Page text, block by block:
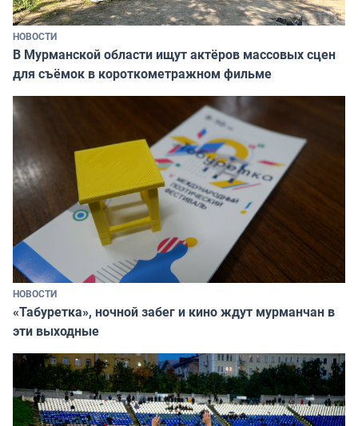
НОВОСТИ
В Мурманской области ищут актёров массовых сцен
для съёмок в короткометражном фильме
НОВОСТИ
«Табуретка», ночной забег и кино ждут мурманчан в
эти выходные